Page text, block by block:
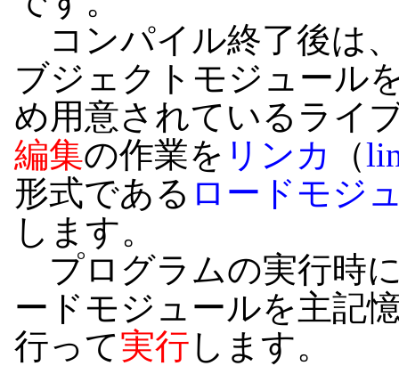
コンパイル終了後は
ブジェクトモジュール
め用意されているライ
編集の作業を リンカ （
形式である ロードモジ
します。
プログラムの実行時
ードモジュールを主記
行って実行 します。